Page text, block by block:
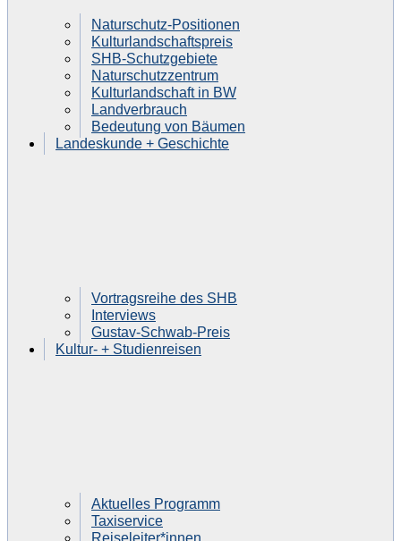
Naturschutz-Positionen
Kulturlandschaftspreis
SHB-Schutzgebiete
Naturschutzzentrum
Kulturlandschaft in BW
Landverbrauch
Bedeutung von Bäumen
Landeskunde + Geschichte
Vortragsreihe des SHB
Interviews
Gustav-Schwab-Preis
Kultur- + Studienreisen
Aktuelles Programm
Taxiservice
Reiseleiter*innen